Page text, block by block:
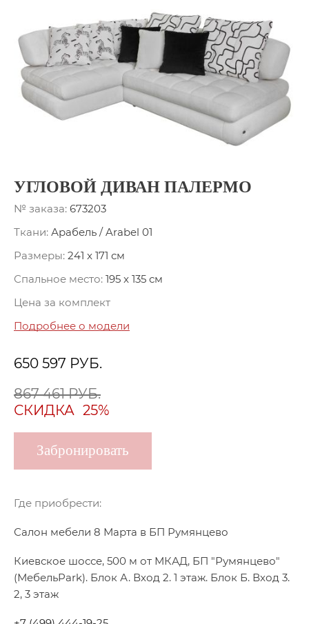
УГЛОВОЙ ДИВАН ПАЛЕРМО
№ заказа: 673203
Ткани: Арабель / Arabel 01
Размеры: 241 x 171 см
Спальное место: 195 x 135 см
Цена за комплект
Подробнее о модели
650 597 РУБ.
867 461 РУБ.
СКИДКА 25%
Забронировать
Где приобрести:
Салон мебели 8 Марта в БП Румянцево
Киевское шоссе, 500 м от МКАД, БП "Румянцево"
(МебельPark). Блок А. Вход 2. 1 этаж. Блок Б. Вход 3.
2, 3 этаж